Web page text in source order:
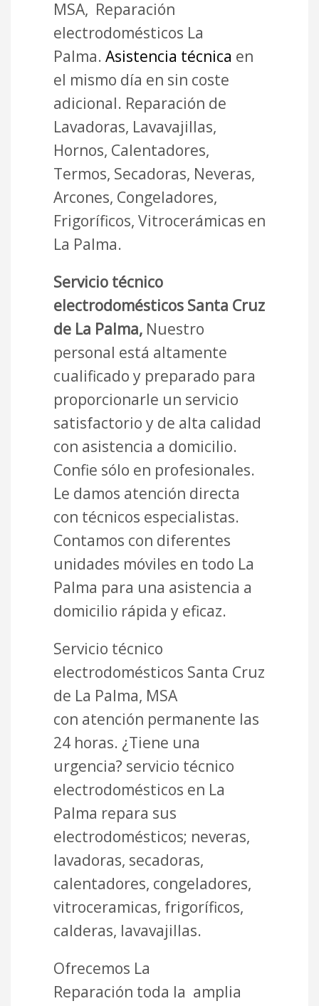
MSA, Reparación
electrodomésticos La
Palma. Asistencia técnica en
el mismo día en sin coste
adicional. Reparación de
Lavadoras, Lavavajillas,
Hornos, Calentadores,
Termos, Secadoras, Neveras,
Arcones, Congeladores,
Frigoríficos, Vitrocerámicas en
La Palma.
Servicio técnico
electrodomésticos Santa Cruz
de La Palma, Nuestro
personal está altamente
cualificado y preparado para
proporcionarle un servicio
satisfactorio y de alta calidad
con asistencia a domicilio.
Confie sólo en profesionales.
Le damos atención directa
con técnicos especialistas.
Contamos con diferentes
unidades móviles en todo La
Palma para una asistencia a
domicilio rápida y eficaz.
Servicio técnico
electrodomésticos Santa Cruz
de La Palma, MSA
con atención permanente las
24 horas. ¿Tiene una
urgencia? servicio técnico
electrodomésticos en La
Palma repara sus
electrodomésticos; neveras,
lavadoras, secadoras,
calentadores, congeladores,
vitroceramicas, frigoríficos,
calderas, lavavajillas.
Ofrecemos La
Reparación toda la amplia